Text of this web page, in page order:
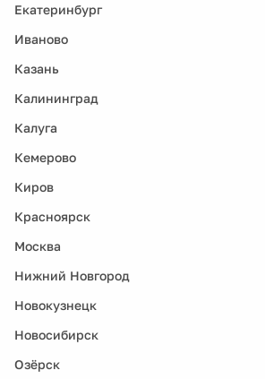
Екатеринбург
Иваново
Казань
Калининград
Калуга
Кемерово
Киров
Красноярск
Москва
Нижний Новгород
Новокузнецк
Новосибирск
Озёрск